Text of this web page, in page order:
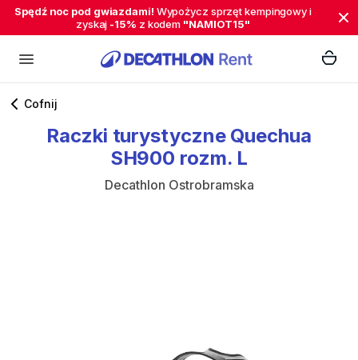
Spędź noc pod gwiazdami! Wypożycz sprzęt kempingowy i
zyskaj -15% z kodem "NAMIOT15"
Cofnij
Raczki turystyczne Quechua
SH900 rozm. L
Decathlon Ostrobramska